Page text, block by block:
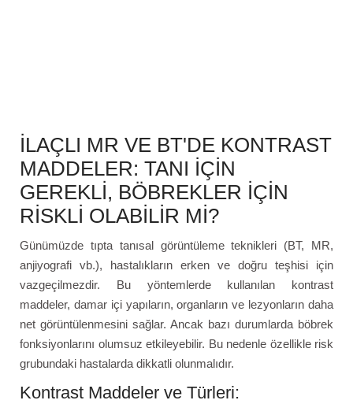
İLAÇLI MR VE BT'DE KONTRAST
MADDELER: TANI İÇİN
GEREKLİ, BÖBREKLER İÇİN
RİSKLİ OLABİLİR Mİ?
Günümüzde tıpta tanısal görüntüleme teknikleri (BT, MR,
anjiyografi vb.), hastalıkların erken ve doğru teşhisi için
vazgeçilmezdir. Bu yöntemlerde kullanılan kontrast
maddeler, damar içi yapıların, organların ve lezyonların daha
net görüntülenmesini sağlar. Ancak bazı durumlarda böbrek
fonksiyonlarını olumsuz etkileyebilir. Bu nedenle özellikle risk
grubundaki hastalarda dikkatli olunmalıdır.
Kontrast Maddeler ve Türleri: